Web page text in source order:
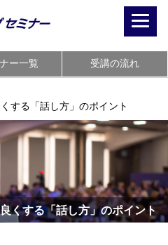
ー一覧 受講の流れ
する「話し方」のポイント
くする「話し方」のポイント